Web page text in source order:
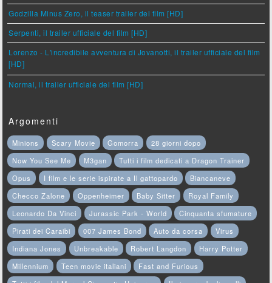
Godzilla Minus Zero, il teaser trailer del film [HD]
Serpenti, il trailer ufficiale del film [HD]
Lorenzo - L'incredibile avventura di Jovanotti, il trailer ufficiale del film
[HD]
Normal, il trailer ufficiale del film [HD]
Argomenti
Minions Scary Movie Gomorra
28 giorni dopo
Now You See Me
M3gan
Tutti i film dedicati a Dragon Trainer
Opus
I film e le serie ispirate a Il gattopardo
Biancaneve
Checco Zalone
Oppenheimer Baby Sitter
Royal Family
Leonardo Da Vinci
Jurassic Park - World
Cinquanta sfumature
Pirati dei Caraibi
007 James Bond Auto da corsa
Virus
Indiana Jones
Unbreakable Robert Langdon
Harry Potter
Millennium
Teen movie italiani
Fast and Furious